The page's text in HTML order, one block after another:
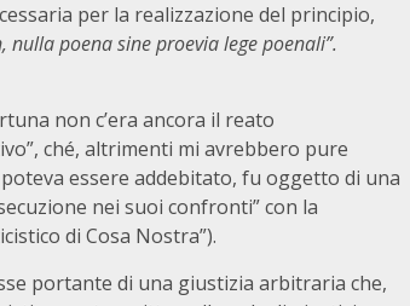
per la realizzazione del principio,
nulla poena sine proevia lege poenali”.
non c’era ancora il reato
ché, altrimenti mi avrebbero pure
essere addebitato, fu oggetto di una
nei suoi confronti” con la
di Cosa Nostra”).
portante di una giustizia arbitraria che,